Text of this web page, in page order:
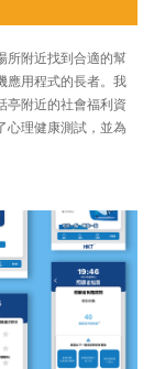
所附近找到合適的幫
應用程式的長者。我
亭附近的社會福利資
心理健康測試，並為